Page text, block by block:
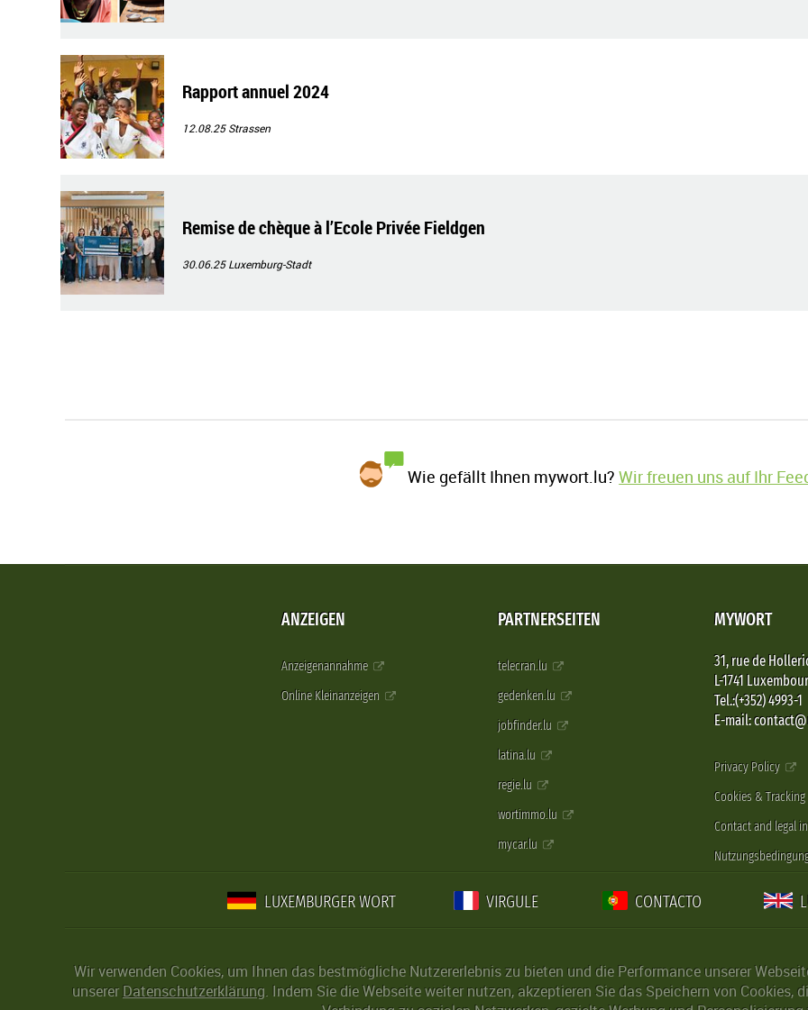
Rapport annuel 2024
12.08.25Strassen
Remise de chèque à l’Ecole Privée Fieldgen
30.06.25Luxemburg-Stadt
Wie gefällt Ihnen mywort.lu?Wir freuen uns auf Ihr
ANZEIGEN
Anzeigenannahme
Online Kleinanzeigen
PARTNERSEITEN
telecran.lu
gedenken.lu
jobfinder.lu
latina.lu
regie.lu
wortimmo.lu
mycar.lu
MYWORT
31, rue de
L-1741
Tel.:(+352) 4993-1
E-mail:
Privacy Policy
Cookies & Tracking
Contact and legal
LUXEMBURGER WORT VIRGULE CONTACTO
Wir verwenden Cookies, um Ihnen das bestmögliche Nutzererlebnis zu bieten und die Performance unserer
unserer Datenschutzerklärung. Indem Sie die Webseite weiter nutzen, akzeptieren Sie das Speichern von